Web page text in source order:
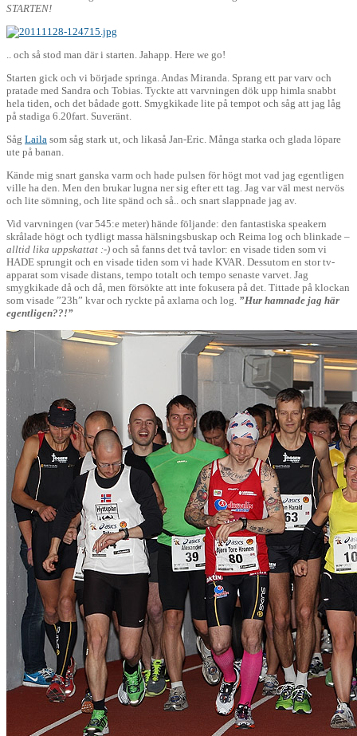
STARTEN!
.. och så stod man där i starten. Jahapp. Here we go!
Starten gick och vi började springa. Andas Miranda. Sprang ett par varv och
pratade med Sandra och Tobias. Tyckte att varvningen dök upp himla snabbt
hela tiden, och det bådade gott. Smygkikade lite på tempot och såg att jag låg
på stadiga 6.20fart. Suveränt.
Såg Laila som såg stark ut, och likaså Jan-Eric. Många starka och glada löpare
ute på banan.
Kände mig snart ganska varm och hade pulsen för högt mot vad jag egentligen
ville ha den. Men den brukar lugna ner sig efter ett tag. Jag var väl mest nervös
och lite sömning, och lite spänd och så.. och snart slappnade jag av.
Vid varvningen (var 545:e meter) hände följande: den fantastiska speakern
skrålade högt och tydligt massa hälsningsbuskap och Reima log och blinkade –
alltid lika uppskattat :-) och så fanns det två tavlor: en visade tiden som vi
HADE sprungit och en visade tiden som vi hade KVAR. Dessutom en stor tv-
apparat som visade distans, tempo totalt och tempo senaste varvet. Jag
smygkikade då och då, men försökte att inte fokusera på det. Tittade på klockan
som visade ”23h” kvar och ryckte på axlarna och log. ”Hur hamnade jag här
egentligen??!”